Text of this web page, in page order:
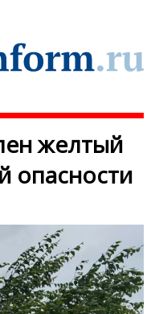
желтый
опасности